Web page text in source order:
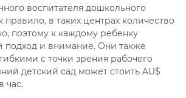
воспитателя дошкольного
правило, в таких центрахколичество
, поэтому к каждому ребенку
подход и внимание. Они также
с точки зрения рабочего
детский сад может стоить AU$
час.